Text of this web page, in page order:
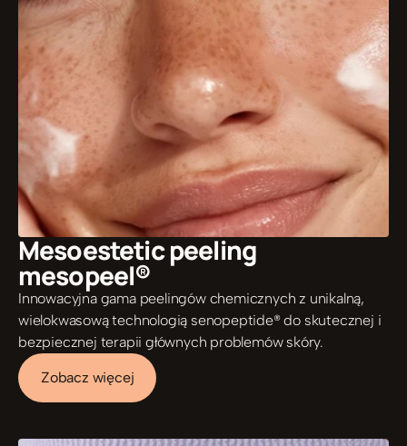
Mesoestetic peeling
mesopeel®
Innowacyjna gama peelingów chemicznych z unikalną,
wielokwasową technologią senopeptide® do skutecznej i
bezpiecznej terapii głównych problemów skóry.
Zobacz więcej